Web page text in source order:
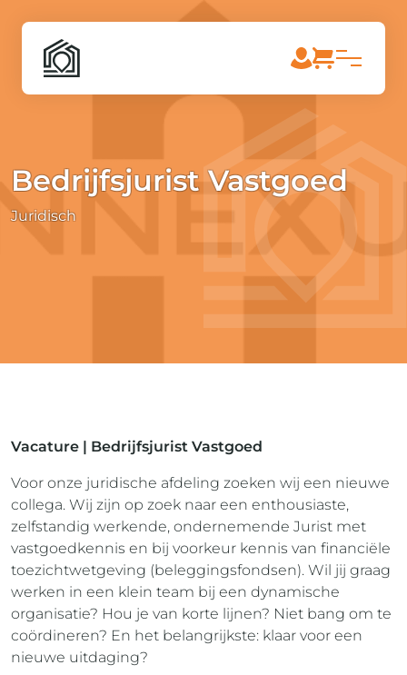
Bedrijfsjurist Vastgoed
Juridisch
Vacature | Bedrijfsjurist Vastgoed
Voor onze juridische afdeling zoeken wij een nieuwe
collega. Wij zijn op zoek naar een enthousiaste,
zelfstandig werkende, ondernemende Jurist met
vastgoedkennis en bij voorkeur kennis van financiële
toezichtwetgeving (beleggingsfondsen). Wil jij graag
werken in een klein team bij een dynamische
organisatie? Hou je van korte lijnen? Niet bang om te
coördineren? En het belangrijkste: klaar voor een
nieuwe uitdaging?